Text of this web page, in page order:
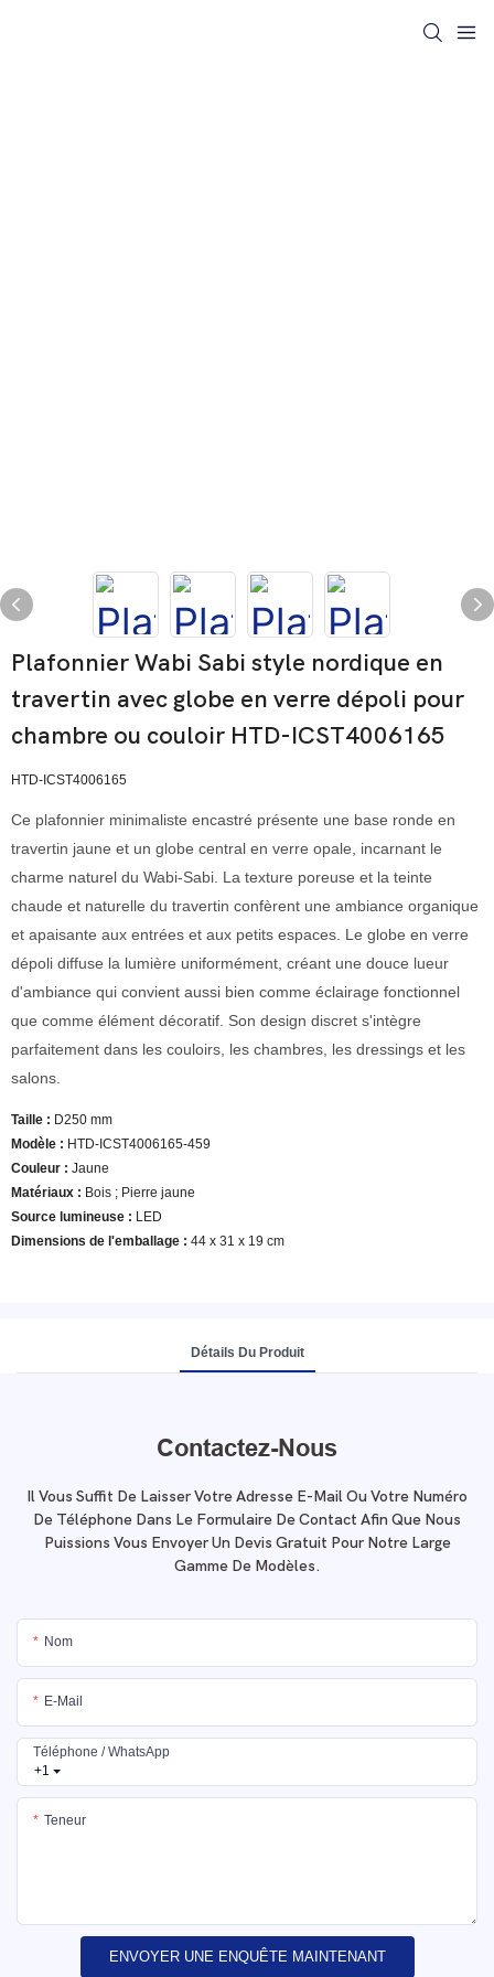
Plafonnier Wabi Sabi style nordique en
travertin avec globe en verre dépoli pour
chambre ou couloir HTD-ICST4006165
HTD-ICST4006165
Ce plafonnier minimaliste encastré présente une base ronde en
travertin jaune et un globe central en verre opale, incarnant le
charme naturel du Wabi-Sabi. La texture poreuse et la teinte
chaude et naturelle du travertin confèrent une ambiance organique
et apaisante aux entrées et aux petits espaces. Le globe en verre
dépoli diffuse la lumière uniformément, créant une douce lueur
d'ambiance qui convient aussi bien comme éclairage fonctionnel
que comme élément décoratif. Son design discret s'intègre
parfaitement dans les couloirs, les chambres, les dressings et les
salons.
Taille : D250 mm
Modèle : HTD-ICST4006165-459
Couleur : Jaune
Matériaux : Bois ; Pierre jaune
Source lumineuse : LED
Dimensions de l'emballage : 44 x 31 x 19 cm
Détails Du Produit
Contactez-Nous
Il Vous Suffit De Laisser Votre Adresse E-Mail Ou Votre Numéro
De Téléphone Dans Le Formulaire De Contact Afin Que Nous
Puissions Vous Envoyer Un Devis Gratuit Pour Notre Large
Gamme De Modèles.
Nom
E-Mail
+1
Téléphone / WhatsApp
Teneur
ENVOYER UNE ENQUÊTE MAINTENANT